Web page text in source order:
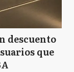
descuento
que